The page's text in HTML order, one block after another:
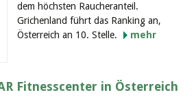
dem höchsten Raucheranteil.
Grichenland führt das Ranking an,
Österreich an 10. Stelle.
mehr
Fitnesscenter in Österreich